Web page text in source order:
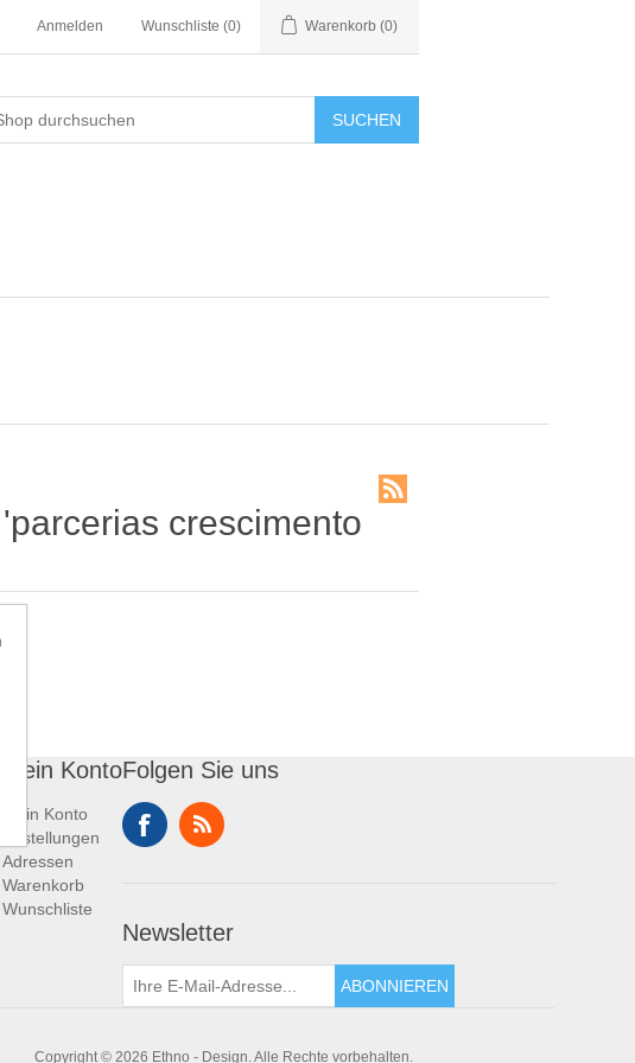
Anmelden Wunschliste (0) Warenkorb (0)
SUCHEN
crescimento
Mein Konto
Mein Konto
Bestellungen
Adressen
Warenkorb
Wunschliste
Folgen Sie uns
Newsletter
ABONNIEREN
Copyright © 2026 Ethno - Design. Alle Rechte vorbehalten.